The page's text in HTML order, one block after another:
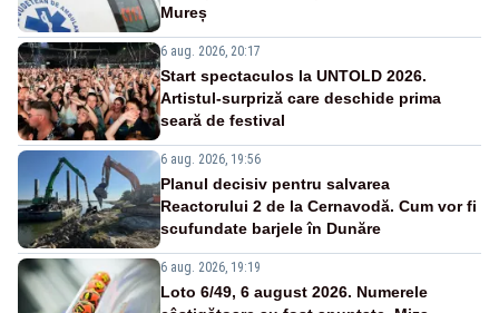
Mureș
6 aug. 2026, 20:17
Start spectaculos la UNTOLD 2026.
Artistul-surpriză care deschide prima
seară de festival
6 aug. 2026, 19:56
Planul decisiv pentru salvarea
Reactorului 2 de la Cernavodă. Cum vor fi
scufundate barjele în Dunăre
6 aug. 2026, 19:19
Loto 6/49, 6 august 2026. Numerele